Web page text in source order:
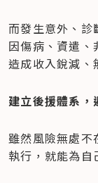
而發生意外、診
因傷病、資遣、
造成收入銳減、
建立後援體系，
雖然風險無處不
執行，就能為自